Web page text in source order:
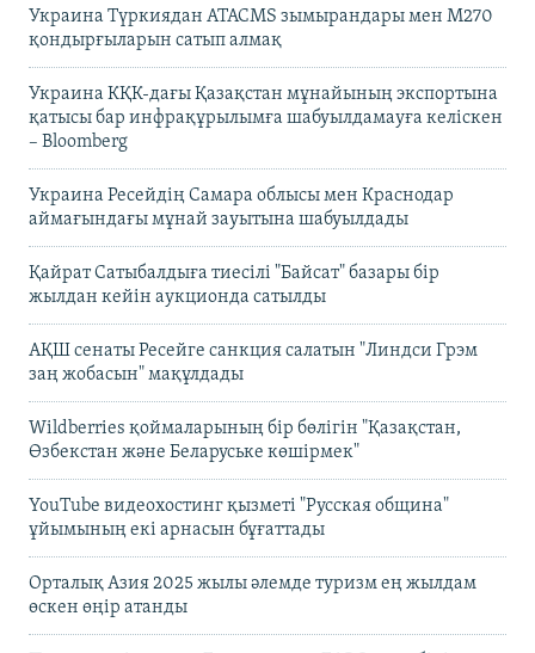
Украина Түркиядан ATACMS зымырандары мен M270
қондырғыларын сатып алмақ
Украина КҚК-дағы Қазақстан мұнайының экспортына
қатысы бар инфрақұрылымға шабуылдамауға келіскен
– Bloomberg
Украина Ресейдің Самара облысы мен Краснодар
аймағындағы мұнай зауытына шабуылдады
Қайрат Сатыбалдыға тиесілі "Байсат" базары бір
жылдан кейін аукционда сатылды
АҚШ сенаты Ресейге санкция салатын "Линдси Грэм
заң жобасын" мақұлдады
Wildberries қоймаларының бір бөлігін "Қазақстан,
Өзбекстан және Беларуське көшірмек"
YouTube видеохостинг қызметі "Русская община"
ұйымының екі арнасын бұғаттады
Орталық Азия 2025 жылы әлемде туризм ең жылдам
өскен өңір атанды